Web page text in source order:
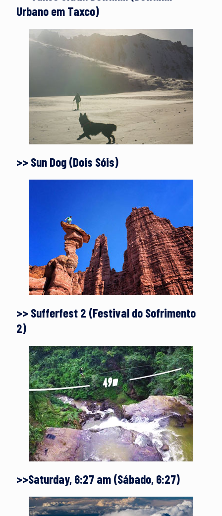
Urbano em Taxco)
>> Sun Dog (Dois Sóis)
>> Sufferfest 2 (Festival do Sofrimento
2)
>>Saturday, 6:27 am (Sábado, 6:27)